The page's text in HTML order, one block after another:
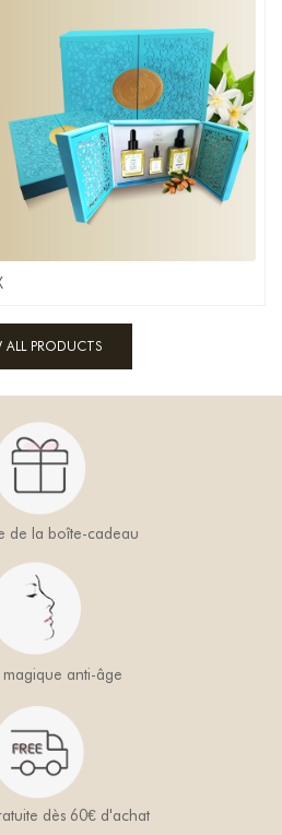
ALL PRODUCTS
de la boîte-cadeau
magique anti-âge
dès 60€ d'achat